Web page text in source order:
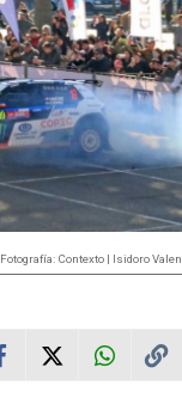
Fotografía: Contexto | Isidoro